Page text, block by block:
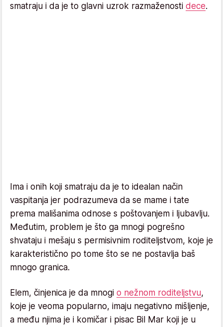
smatraju i da je to glavni uzrok razmaženosti dece.
Ima i onih koji smatraju da je to idealan način
vaspitanja jer podrazumeva da se mame i tate
prema mališanima odnose s poštovanjem i ljubavlju.
Međutim, problem je što ga mnogi pogrešno
shvataju i mešaju s permisivnim roditeljstvom, koje je
karakteristično po tome što se ne postavlja baš
mnogo granica.
Elem, činjenica je da mnogi o nežnom roditeljstvu,
koje je veoma popularno, imaju negativno mišljenje,
a među njima je i komičar i pisac Bil Mar koji je u